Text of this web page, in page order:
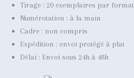
Tirage : 20 exemplaires par format
Numérotation : à la main
Cadre : non compris
Expédition : envoi protégé à plat
Délai : Envoi sous 24h à 48h